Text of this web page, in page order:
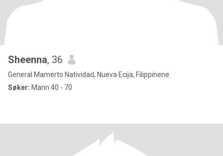
Sheenna, 36
General Mamerto Natividad, Nueva Ecija, Filippinene
Søker: Mann 40 - 70